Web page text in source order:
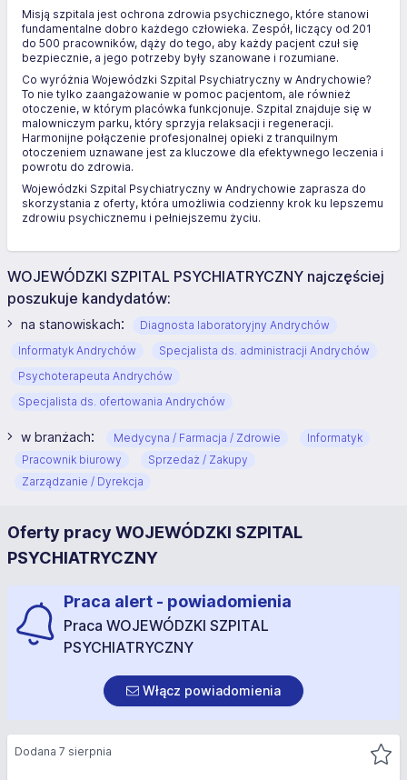
Misją szpitala jest ochrona zdrowia psychicznego, które stanowi
fundamentalne dobro każdego człowieka. Zespół, liczący od 201
do 500 pracowników, dąży do tego, aby każdy pacjent czuł się
bezpiecznie, a jego potrzeby były szanowane i rozumiane.
Co wyróżnia Wojewódzki Szpital Psychiatryczny w Andrychowie?
To nie tylko zaangażowanie w pomoc pacjentom, ale również
otoczenie, w którym placówka funkcjonuje. Szpital znajduje się w
malowniczym parku, który sprzyja relaksacji i regeneracji.
Harmonijne połączenie profesjonalnej opieki z tranquilnym
otoczeniem uznawane jest za kluczowe dla efektywnego leczenia i
powrotu do zdrowia.
Wojewódzki Szpital Psychiatryczny w Andrychowie zaprasza do
skorzystania z oferty, która umożliwia codzienny krok ku lepszemu
zdrowiu psychicznemu i pełniejszemu życiu.
WOJEWÓDZKI SZPITAL PSYCHIATRYCZNY najczęściej
poszukuje kandydatów:
na stanowiskach:
Diagnosta laboratoryjny Andrychów
Informatyk Andrychów
Specjalista ds. administracji Andrychów
Psychoterapeuta Andrychów
Specjalista ds. ofertowania Andrychów
w branżach: Medycyna / Farmacja / Zdrowie
Informatyk
Pracownik biurowy
Sprzedaż / Zakupy
Zarządzanie / Dyrekcja
Oferty pracy WOJEWÓDZKI SZPITAL
PSYCHIATRYCZNY
Praca alert - powiadomienia
Praca WOJEWÓDZKI SZPITAL
PSYCHIATRYCZNY
Włącz powiadomienia
Dodana 7 sierpnia